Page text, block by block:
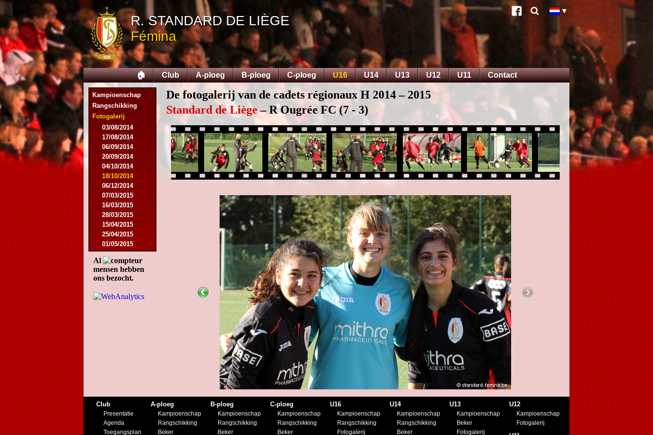
R. STANDARD DE LIÈGE
Fémina
🏠 Club A-ploeg B-ploeg C-ploeg U16 U14 U13 U12 U11 Contact
Kampioenschap
Rangschikking
Fotogalerij
03/08/2014
17/08/2014
06/09/2014
20/09/2014
04/10/2014
18/10/2014
06/12/2014
07/03/2015
16/03/2015
28/03/2015
15/04/2015
25/04/2015
01/05/2015
14/05/2015
17/05/2015
05/09/2015
13/09/2015
19/09/2015
10/10/2015
20/08/2016
08/10/2016
Al
mensen hebben
ons bezocht.
De fotogalerij van de cadets régionaux H 2014 – 2015
Standard de Liège– R Ougrée FC (7 - 3)
Club
Presentatie
Agenda
Toegangsplan
A-ploeg
Kampioenschap
Rangschikking
Beker
B-ploeg
Kampioenschap
Rangschikking
Beker
C-ploeg
Kampioenschap
Rangschikking
Beker
U16
Kampioenschap
Rangschikking
Fotogalerij
U14
Kampioenschap
Rangschikking
Beker
U13
Kampioenschap
Beker
Fotogalerij
U12
Kampioenschap
Fotogalerij